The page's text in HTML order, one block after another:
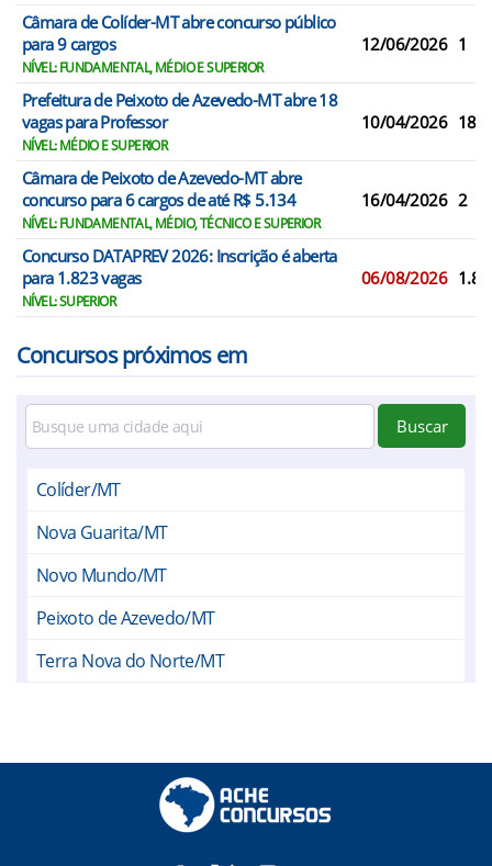
Câmara de Colíder-MT abre concurso público
para 9 cargos
NÍVEL: FUNDAMENTAL, MÉDIO E SUPERIOR
12/06/2026 1
Prefeitura de Peixoto de Azevedo-MT abre 18
vagas para Professor
NÍVEL: MÉDIO E SUPERIOR
10/04/2026 18
Câmara de Peixoto de Azevedo-MT abre
concurso para 6 cargos de até R$ 5.134
NÍVEL: FUNDAMENTAL, MÉDIO, TÉCNICO E SUPERIOR
16/04/2026 2
Concurso DATAPREV 2026: Inscrição é aberta
para 1.823 vagas
NÍVEL: SUPERIOR
06/08/2026
Concursos próximos em
Buscar
Colíder/MT
Nova Guarita/MT
Novo Mundo/MT
Peixoto de Azevedo/MT
Terra Nova do Norte/MT